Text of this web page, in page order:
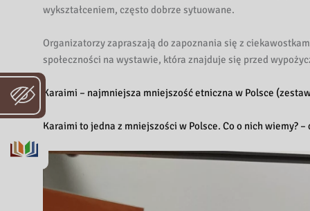
a
W
j
w
d
wykształceniem, często dobrze sytuowane.
Organizatorzy zapraszają do zapoznania się z
społeczności na wystawie, która znajduje się przed
Karaimi – najmniejsza mniejszość etniczna w Polsce
Karaimi to jedna z mniejszości w Polsce. Co o nich wiemy? –